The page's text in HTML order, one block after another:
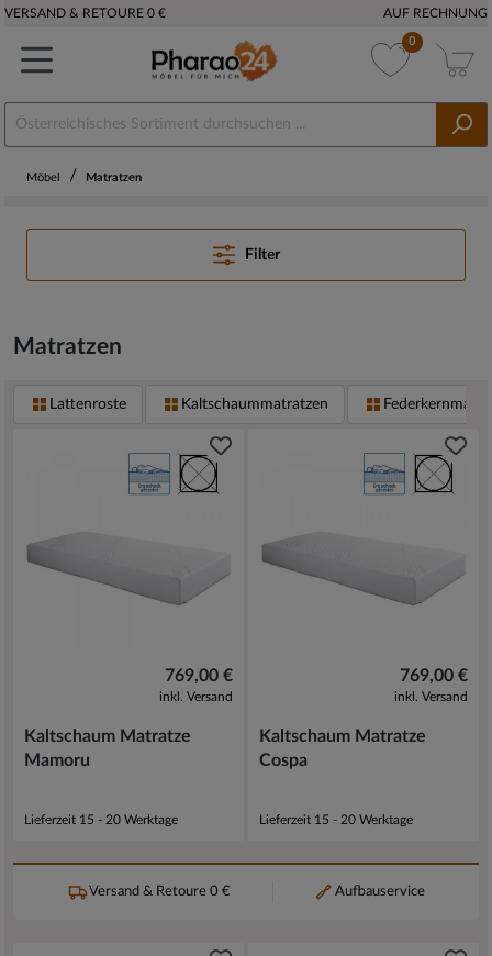
VERSAND & RETOURE 0 € AUF RECHNUNG
0
Möbel / Matratzen
Filter
Matratzen
Lattenroste Kaltschaummatratzen
Versand & Retoure 0 € Aufbauservice
769,00 €
inkl. Versand
Kaltschaum Matratze
Mamoru
Lieferzeit 15 - 20 Werktage
769,00 €
inkl. Versand
Kaltschaum Matratze
Cospa
Lieferzeit 15 - 20 Werktage